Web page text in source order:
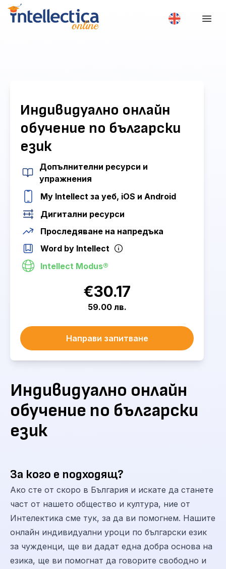
Индивидуално онлайн
обучение по български
език
За кого е подходящ?
Ако сте от скоро в България и искате да станете
част от нашето общество и култура, ние от
Интелектика сме тук, за да ви помогнем. Нашите
онлайн индивидуални уроци по български език
за чужденци, ще ви дадат една добра основа на
езика, ще ви помогнат да говорите свободно и
Индивидуално онлайн
обучение по български
език
Допълнителни ресурси и
упражнения
My Intellect за уеб, iOS и Android
Дигитални ресурси
Проследяване на напредъка
Word by Intellect
Intellect Modus®
€30.17
59.00 лв.
Направи запитване